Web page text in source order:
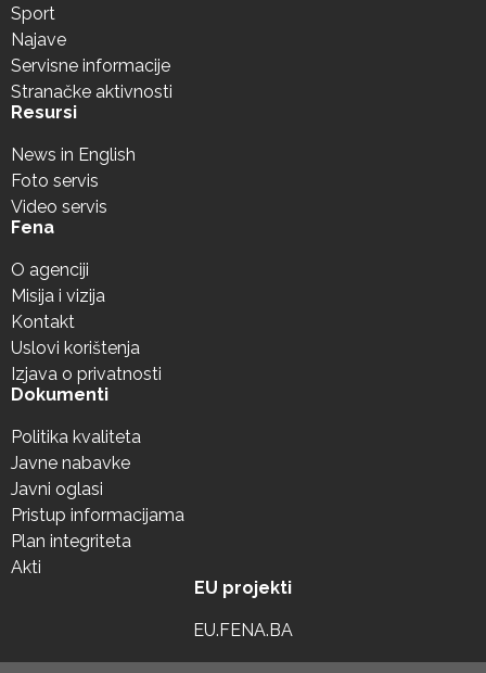
Sport
Najave
Servisne informacije
Stranačke aktivnosti
Resursi
News in English
Foto servis
Video servis
Fena
O agenciji
Misija i vizija
Kontakt
Uslovi korištenja
Izjava o privatnosti
Dokumenti
Politika kvaliteta
Javne nabavke
Javni oglasi
Pristup informacijama
Plan integriteta
Akti
EU projekti
EU.FENA.BA